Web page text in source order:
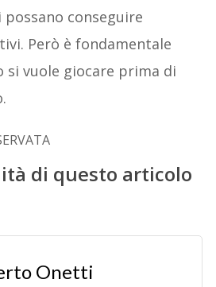
conseguire
Però è fondamentale
si vuole giocare prima di
di questo articolo
Onetti